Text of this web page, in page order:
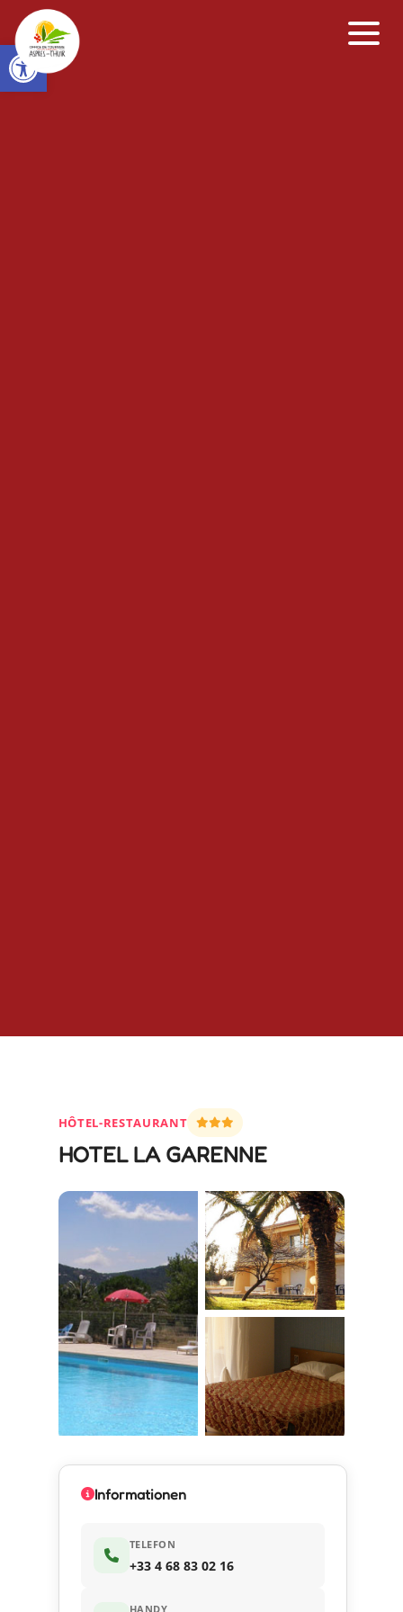
Open toolbar
HÔTEL-RESTAURANT
HOTEL LA GARENNE
Informationen
TELEFON
+33 4 68 83 02 16
HANDY